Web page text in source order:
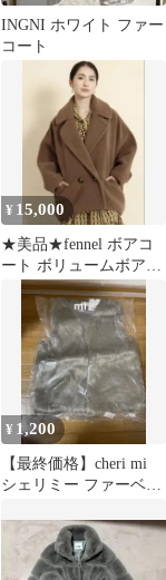
INGNI ホワイト ファー
コート
¥ 15,000
★美品★fennel ボアコ
ート ボリュームボアア
ウター モカ
¥ 1,200
【最終価格】cheri mi
シェリミー ファーベス